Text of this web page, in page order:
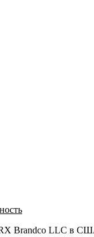
Brandco LLC в